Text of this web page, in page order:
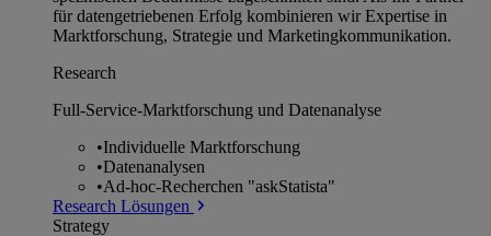
für datengetriebenen Erfolg kombinieren wir Expertise in
Marktforschung, Strategie und Marketingkommunikation.
Research
Full-Service-Marktforschung und Datenanalyse
•Individuelle Marktforschung
•Datenanalysen
•Ad-hoc-Recherchen "askStatista"
Research Lösungen
Strategy